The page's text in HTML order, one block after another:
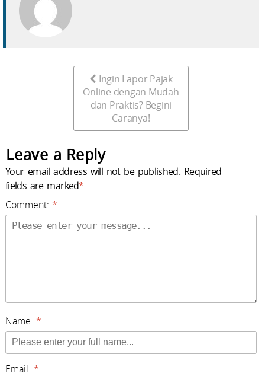
Ingin Lapor Pajak
Online dengan Mudah
dan Praktis? Begini
Caranya!
Leave a Reply
Your email address will not be published. Required
fields are marked*
Comment: *
Name: *
Email: *